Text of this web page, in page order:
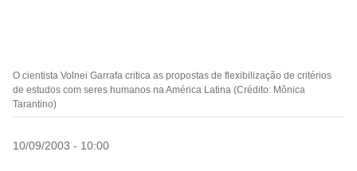
O cientista Volnei Garrafa critica as propostas de flexibilização de critérios
de estudos com seres humanos na América Latina (Crédito: Mônica
Tarantino)
10/09/2003 - 10:00